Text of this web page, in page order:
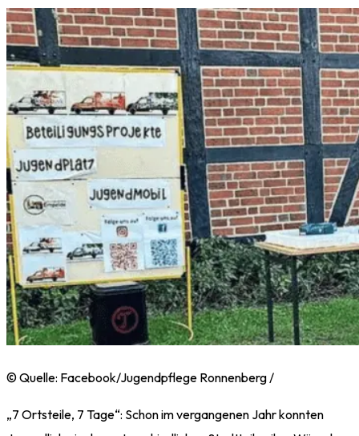
© Quelle: Facebook/Jugendpflege Ronnenberg /
„7 Ortsteile, 7 Tage“: Schon im vergangenen Jahr konnten